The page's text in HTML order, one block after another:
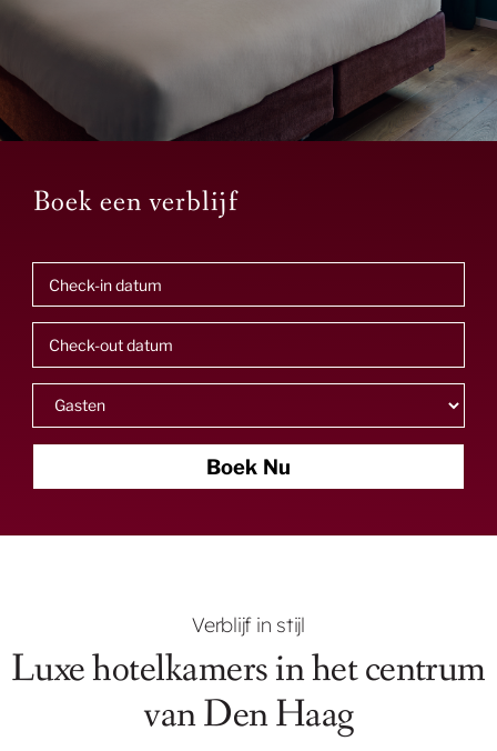
Boek een verblijf
Boek Nu
Verblijf in stijl
Luxe hotelkamers in het centrum
van Den Haag